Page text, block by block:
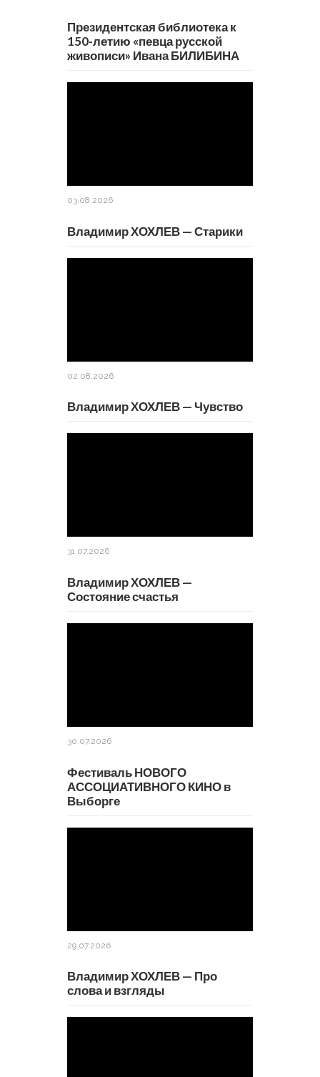
Президентская библиотека к
150-летию «певца русской
живописи» Ивана БИЛИБИНА
03.08.2026
Владимир ХОХЛЕВ — Старики
02.08.2026
Владимир ХОХЛЕВ — Чувство
31.07.2026
Владимир ХОХЛЕВ —
Состояние счастья
30.07.2026
Фестиваль НОВОГО
АССОЦИАТИВНОГО КИНО в
Выборге
29.07.2026
Владимир ХОХЛЕВ — Про
слова и взгляды